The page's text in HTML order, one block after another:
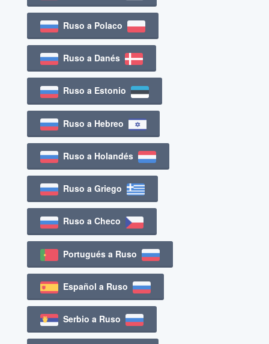
Ruso a Polaco
Ruso a Danés
Ruso a Estonio
Ruso a Hebreo
Ruso a Holandés
Ruso a Griego
Ruso a Checo
Portugués a Ruso
Español a Ruso
Serbio a Ruso